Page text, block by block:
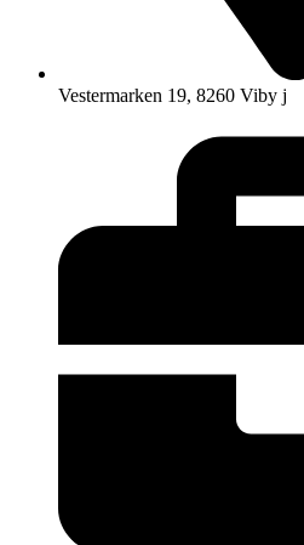
Vestermarken 19, 8260 Viby j